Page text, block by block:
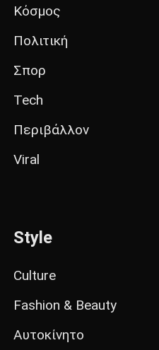
Κόσμος
Πολιτική
Σπορ
Tech
Περιβάλλον
Viral
Style
Culture
Fashion & Beauty
Αυτοκίνητο